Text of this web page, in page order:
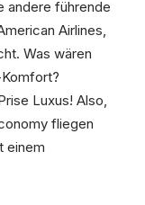
andere führende
Airlines,
Was wären
Luxus! Also,
fliegen
einem